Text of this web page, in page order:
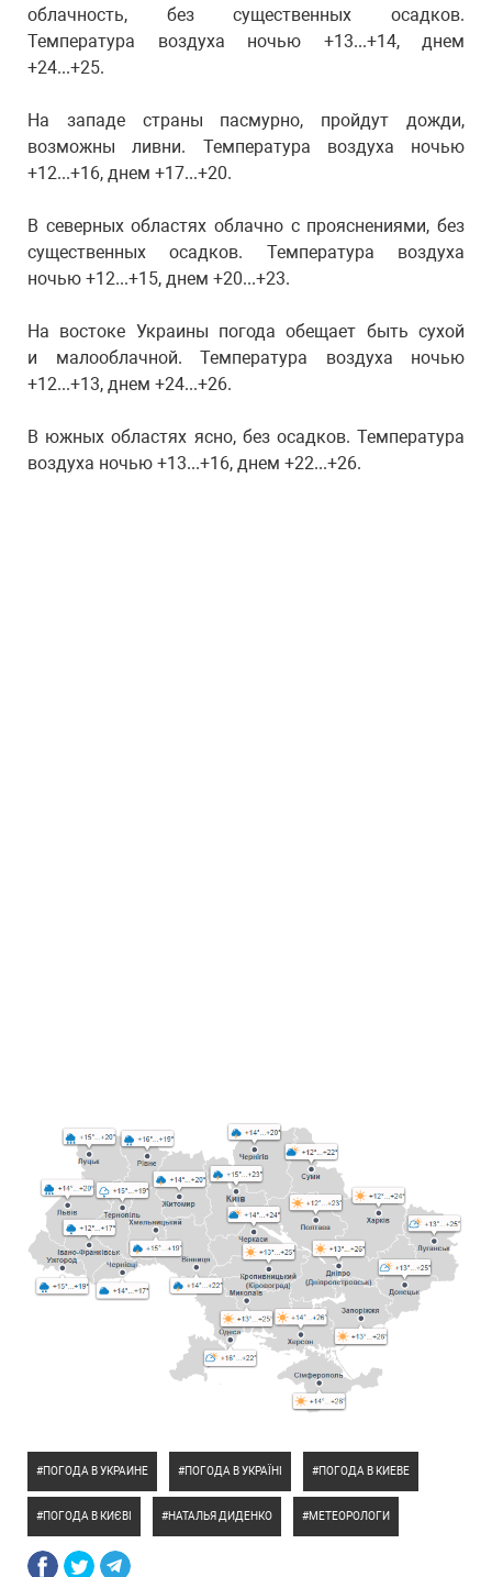
облачность, без существенных осадков.
Температура воздуха ночью +13...+14, днем
+24...+25.
На западе страны пасмурно, пройдут дожди,
возможны ливни. Температура воздуха ночью
+12...+16, днем +17...+20.
В северных областях облачно с прояснениями, без
существенных осадков. Температура воздуха
ночью +12...+15, днем +20...+23.
На востоке Украины погода обещает быть сухой
и малооблачной. Температура воздуха ночью
+12...+13, днем +24...+26.
В южных областях ясно, без осадков. Температура
воздуха ночью +13...+16, днем +22...+26.
ПОГОДА В УКРАИНЕ ПОГОДА В УКРАЇНІ ПОГОДА В КИЕВЕ
ПОГОДА В КИЄВІ НАТАЛЬЯ ДИДЕНКО МЕТЕОРОЛОГИ